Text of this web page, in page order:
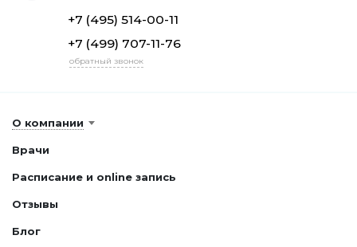
+7 (495) 514-00-11
+7 (499) 707-11-76
обратный звонок
О компании
Врачи
Расписание и online запись
Отзывы
Блог